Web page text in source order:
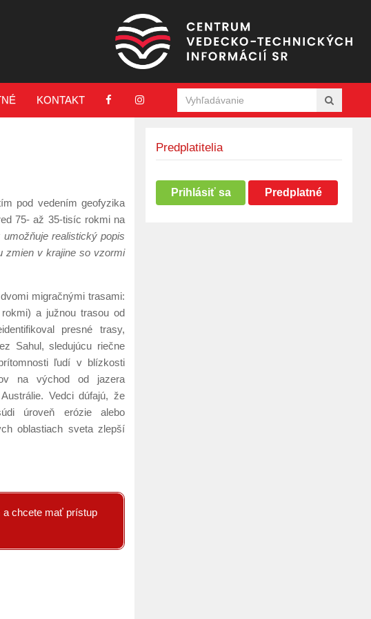
KONTAKT
pod vedením geofyzika
75- až 35-tisíc rokmi na
realistický popis
zmien v krajine so vzormi
migračnými trasami:
a južnou trasou od
presné trasy,
Sahul, sledujúcu riečne
ľudí v blízkosti
na východ od jazera
Vedci dúfajú, že
úroveň erózie alebo
oblastiach sveta zlepší
a chcete mať prístup
Predplatitelia
Prihlásiť sa Predplatné